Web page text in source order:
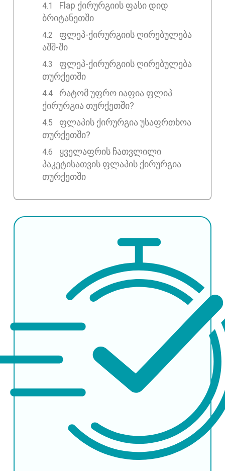
Flap ქირურგიის ფასი დიდ
ბრიტანეთში
ფლეპ-ქირურგიის ღირებულება
აშშ-ში
ფლეპ-ქირურგიის ღირებულება
თურქეთში
რატომ უფრო იაფია ფლიპ
ქირურგია თურქეთში?
ფლაპის ქირურგია უსაფრთხოა
თურქეთში?
ყველაფრის ჩათვლილი
პაკეტისათვის ფლაპის ქირურგია
თურქეთში